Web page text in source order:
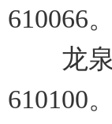
610066
龙泉
610100